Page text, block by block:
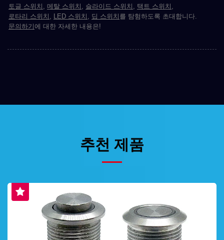
토글 스위치 메탈 스위치 슬라이드 스위치 택트 스위치
로타리 스위치
LED 스위치 딥 스위치 를 탐험하도록 초대합니다.
문의하기에 대한 자세한 내용은!
추천 제품